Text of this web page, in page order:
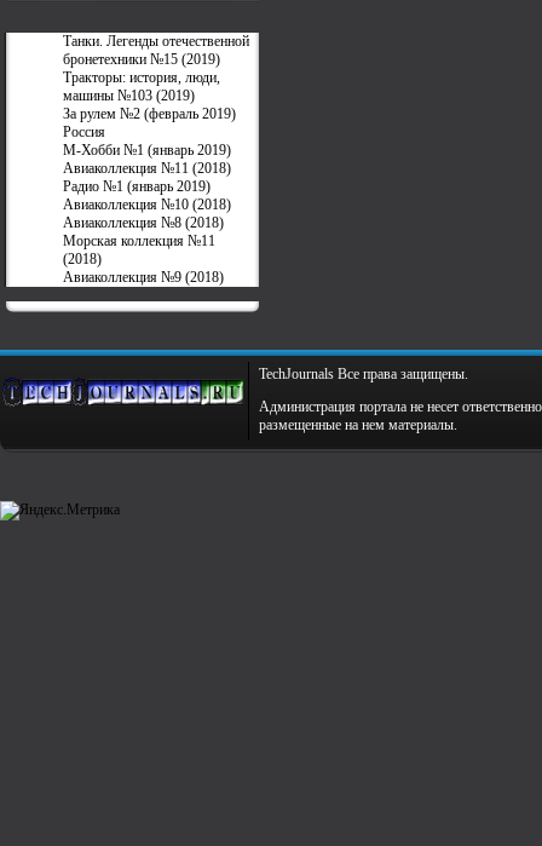
Танки. Легенды отечественной
бронетехники №15 (2019)
Тракторы: история, люди,
машины №103 (2019)
За рулем №2 (февраль 2019)
Россия
М-Хобби №1 (январь 2019)
Авиаколлекция №11 (2018)
Радио №1 (январь 2019)
Авиаколлекция №10 (2018)
Авиаколлекция №8 (2018)
Морская коллекция №11
(2018)
Авиаколлекция №9 (2018)
TechJournals Все права защищены.
Администрация портала не несет
размещенные на нем материалы.